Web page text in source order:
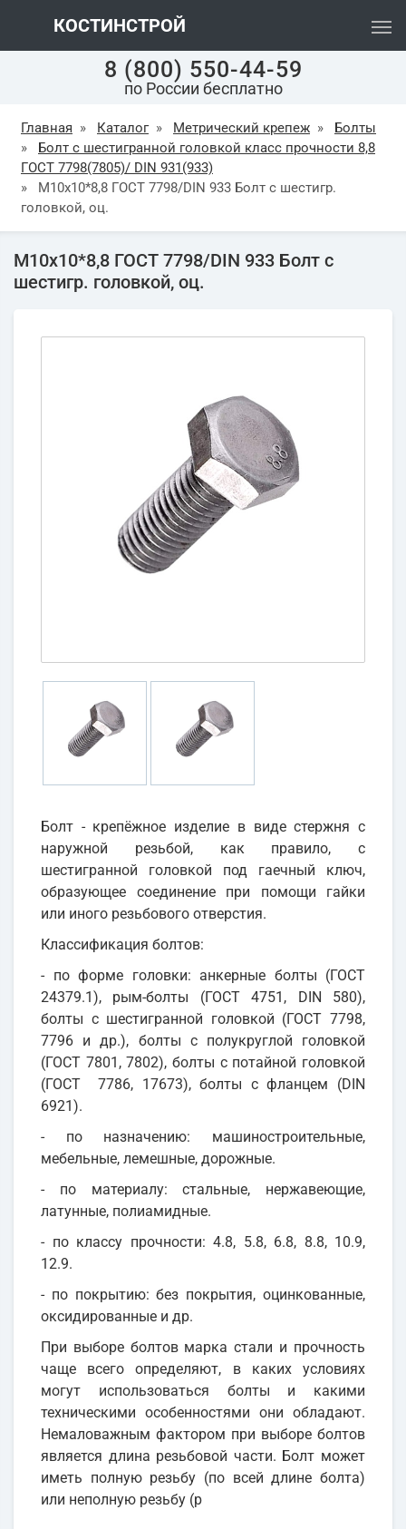
КОСТИНСТРОЙ
8 (800) 550-44-59
по России бесплатно
Главная » Каталог » Метрический крепеж »
Болты
»
Болт с шестигранной головкой класс прочности 8,8
ГОСТ 7798(7805)/ DIN 931(933)
»
М10х10*8,8 ГОСТ 7798/DIN 933 Болт с шестигр.
головкой, оц.
М10х10*8,8 ГОСТ 7798/DIN 933 Болт с
шестигр. головкой, оц.
Болт - крепёжное изделие в виде стержня с
наружной резьбой, как правило, с
шестигранной головкой под гаечный ключ,
образующее соединение при помощи гайки
или иного резьбового отверстия.
Классификация болтов:
- по форме головки: анкерные болты (ГОСТ
24379.1), рым-болты (ГОСТ 4751, DIN 580),
болты с шестигранной головкой (ГОСТ 7798,
7796 и др.), болты с полукруглой головкой
(ГОСТ 7801, 7802), болты с потайной головкой
(ГОСТ 7786, 17673), болты с фланцем (DIN
6921).
- по назначению: машиностроительные,
мебельные, лемешные, дорожные.
- по материалу: стальные, нержавеющие,
латунные, полиамидные.
- по классу прочности: 4.8, 5.8, 6.8, 8.8, 10.9,
12.9.
- по покрытию: без покрытия, оцинкованные,
оксидированные и др.
При выборе болтов марка стали и прочность
чаще всего определяют, в каких условиях
могут использоваться болты и какими
техническими особенностями они обладают.
Немаловажным фактором при выборе болтов
является длина резьбовой части. Болт может
иметь полную резьбу (по всей длине болта)
или неполную резьбу (р